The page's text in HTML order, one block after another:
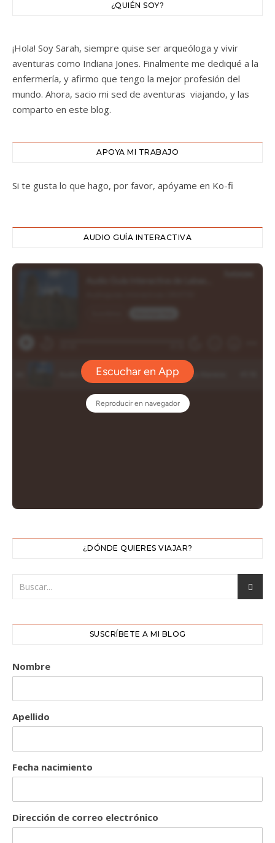
¿QUIÉN SOY?
¡Hola! Soy Sarah, siempre quise ser arqueóloga y vivir
aventuras como Indiana Jones. Finalmente me dediqué a la
enfermería, y afirmo que tengo la mejor profesión del
mundo. Ahora, sacio mi sed de aventuras viajando, y las
comparto en este blog.
APOYA MI TRABAJO
Si te gusta lo que hago, por favor, apóyame en Ko-fi
AUDIO GUÍA INTERACTIVA
¿DÓNDE QUIERES VIAJAR?
SUSCRÍBETE A MI BLOG
Nombre
Apellido
Fecha nacimiento
Dirección de correo electrónico